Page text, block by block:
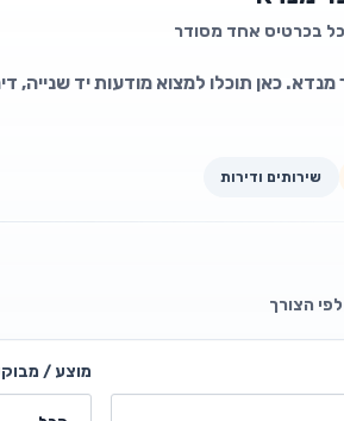
בכרטיס אחד מסודר
כאן תוכלו למצוא מודעות יד שנייה,
שירותים ודירות
הצורך
מוצע /